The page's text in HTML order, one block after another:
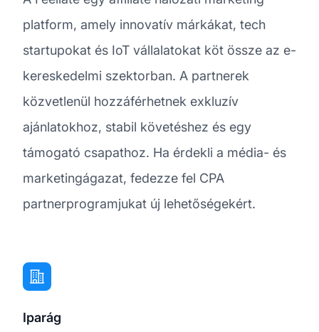
platform, amely innovatív márkákat, tech
startupokat és IoT vállalatokat köt össze az e-
kereskedelmi szektorban. A partnerek
közvetlenül hozzáférhetnek exkluzív
ajánlatokhoz, stabil követéshez és egy
támogató csapathoz. Ha érdekli a média- és
marketingágazat, fedezze fel CPA
partnerprogramjukat új lehetőségekért.
Iparág